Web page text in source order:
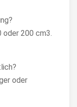
oder 200 cm3.
oder